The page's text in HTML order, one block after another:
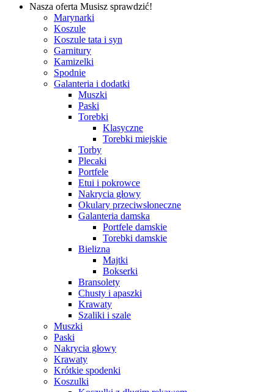
Nasza oferta Musisz sprawdzić!
Marynarki
Koszule
Koszule tata i syn
Garnitury
Kamizelki
Spodnie
Galanteria i dodatki
Muszki
Paski
Torebki
Klasyczne
Torebki miejskie
Torby
Plecaki
Portfele
Etui i pokrowce
Nakrycia głowy
Okulary przeciwsłoneczne
Galanteria damska
Portfele damskie
Torebki damskie
Bielizna
Majtki
Bokserki
Bransolety
Chusty i apaszki
Krawaty
Szaliki i szale
Muszki
Paski
Nakrycia głowy
Krawaty
Krótkie spodenki
Koszulki